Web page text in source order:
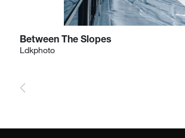
Between The Slopes
Ldkphoto